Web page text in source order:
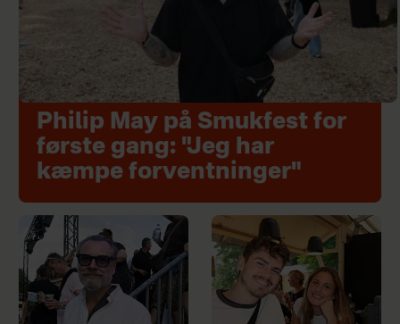
Philip May på Smukfest for
første gang: "Jeg har
kæmpe forventninger"